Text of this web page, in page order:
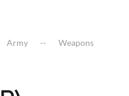
Army
Weapons